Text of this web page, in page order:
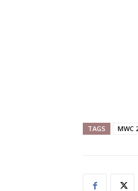
TAGS MWC